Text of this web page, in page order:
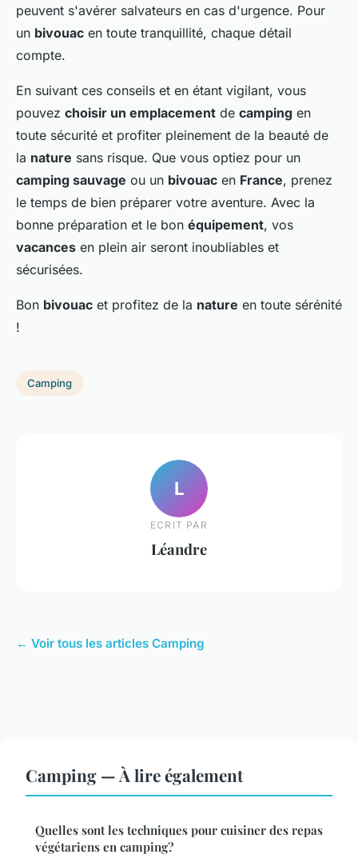
peuvent s'avérer salvateurs en cas d'urgence. Pour
un bivouac en toute tranquillité, chaque détail
compte.
En suivant ces conseils et en étant vigilant, vous
pouvez choisir un emplacement de camping en
toute sécurité et profiter pleinement de la beauté de
la nature sans risque. Que vous optiez pour un
camping sauvage ou un bivouac en France, prenez
le temps de bien préparer votre aventure. Avec la
bonne préparation et le bon équipement, vos
vacances en plein air seront inoubliables et
sécurisées.
Bon bivouac et profitez de la nature en toute sérénité
!
Camping
L
ECRIT PAR
Léandre
← Voir tous les articles Camping
Camping — À lire également
Quelles sont les techniques pour cuisiner des repas
végétariens en camping?